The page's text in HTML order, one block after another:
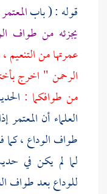
قوله : ( باب
يجزئه من طواف
عمرتها منالتنعيم
الرحمن" اخرج
من طوافكما :
العلماء أن
طواف الوداع ،
لما لم يكن في
للوداع بعد طواف